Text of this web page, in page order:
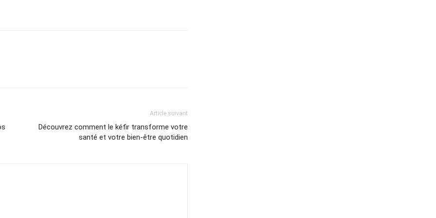
Article suivant
Découvrez comment le kéfir transforme votre
santé et votre bien-être quotidien